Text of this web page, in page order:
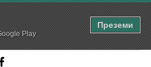
Play
Преземи